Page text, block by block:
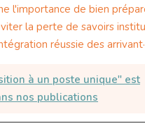
l'importance de bien
la perte de savoirs
réussie des
à un poste unique" est
nos publications